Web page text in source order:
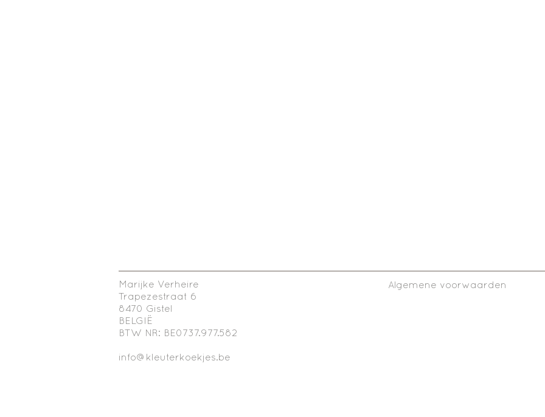
Marijke Verheire
Trapezestraat 6
8470 Gistel
BELGIË
BTW NR: BE0737.977.582
info@kleuterkoekjes.be
Algemene voorwaarden